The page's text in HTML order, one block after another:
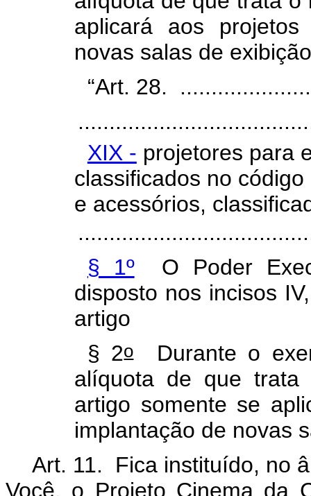
aplicará aos
novas salas de
“Art. 28.
XIX - projetores para
classificados no
e acessórios,
§ 1ºO Poder
disposto nos incisos
artigo
§ 2oDurante o
alíquota de que
artigo somente se
implantação de novas
Art. 11.
Fica instituído, no
Você, o Projeto Cinema da